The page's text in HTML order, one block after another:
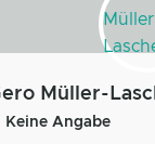
Müller-
Keine Angabe